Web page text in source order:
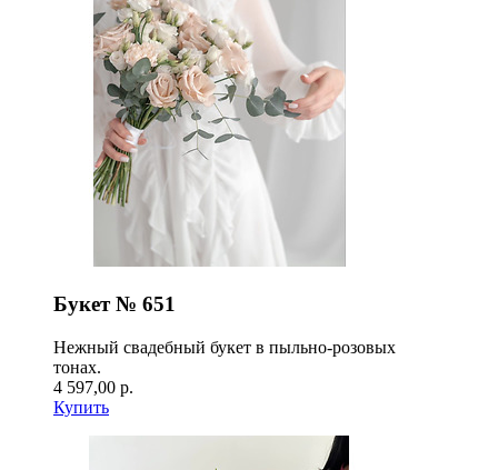
Букет № 651
Нежный свадебный букет в пыльно-розовых
тонах.
4 597,00 р.
Купить